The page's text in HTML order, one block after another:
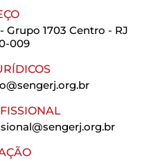
Grupo 1703 Centro - RJ
009